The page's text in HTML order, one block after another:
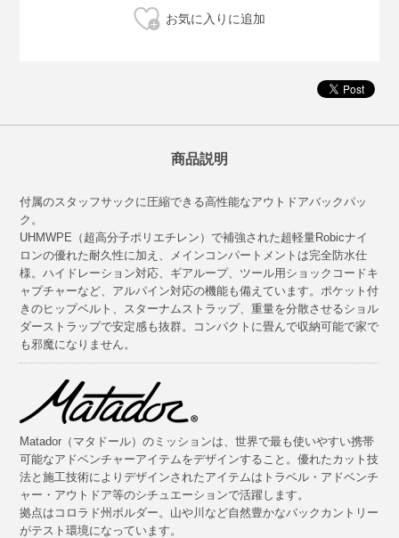
商品説明
付属のスタッフサックに圧縮できる高性能なアウトドアバックパッ
ク。
UHMWPE（超高分子ポリエチレン）で補強された超軽量Robicナイ
ロンの優れた耐久性に加え、メインコンパートメントは完全防水仕
様。ハイドレーション対応、ギアループ、ツール用ショックコードキ
ャプチャーなど、アルパイン対応の機能も備えています。ポケット付
きのヒップベルト、スターナムストラップ、重量を分散させるショル
ダーストラップで安定感も抜群。コンパクトに畳んで収納可能で家で
も邪魔になりません。
Matador（マタドール）のミッションは、世界で最も使いやすい携帯
可能なアドベンチャーアイテムをデザインすること。優れたカット技
法と施工技術によりデザインされたアイテムはトラベル・アドベンチ
ャー・アウトドア等のシチュエーションで活躍します。
拠点はコロラド州ボルダー。山や川など自然豊かなバックカントリー
がテスト環境になっています。